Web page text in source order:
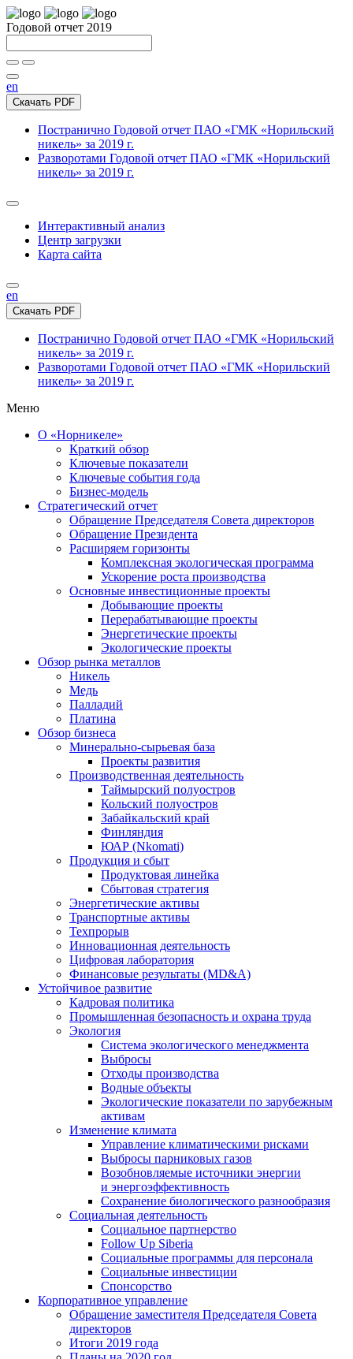
Годовой отчет 2019
en
Скачать PDF
Постранично Годовой отчет ПАО «ГМК «Норильский
никель» за 2019 г.
Разворотами Годовой отчет ПАО «ГМК «Норильский
никель» за 2019 г.
Интерактивный анализ
Центр загрузки
Карта сайта
en
Скачать PDF
Постранично Годовой отчет ПАО «ГМК «Норильский
никель» за 2019 г.
Разворотами Годовой отчет ПАО «ГМК «Норильский
никель» за 2019 г.
Меню
О «Норникеле»
Краткий обзор
Ключевые показатели
Ключевые события года
Бизнес-модель
Стратегический отчет
Обращение Председателя Совета директоров
Обращение Президента
Расширяем горизонты
Комплексная экологическая программа
Ускорение роста производства
Основные инвестиционные проекты
Добывающие проекты
Перерабатывающие проекты
Энергетические проекты
Экологические проекты
Обзор рынка металлов
Никель
Медь
Палладий
Платина
Обзор бизнеса
Минерально-сырьевая база
Проекты развития
Производственная деятельность
Таймырский полуостров
Кольский полуостров
Забайкальский край
Финляндия
ЮАР (Nkomati)
Продукция и сбыт
Продуктовая линейка
Сбытовая стратегия
Энергетические активы
Транспортные активы
Техпрорыв
Инновационная деятельность
Цифровая лаборатория
Финансовые результаты (MD&A)
Устойчивое развитие
Кадровая политика
Промышленная безопасность и охрана труда
Экология
Система экологического менеджмента
Выбросы
Отходы производства
Водные объекты
Экологические показатели по зарубежным
активам
Изменение климата
Управление климатическими рисками
Выбросы парниковых газов
Возобновляемые источники энергии
и энергоэффективность
Сохранение биологического разнообразия
Социальная деятельность
Социальное партнерство
Follow Up Siberia
Социальные программы для персонала
Социальные инвестиции
Спонсорство
Корпоративное управление
Обращение заместителя Председателя Совета
директоров
Итоги 2019 года